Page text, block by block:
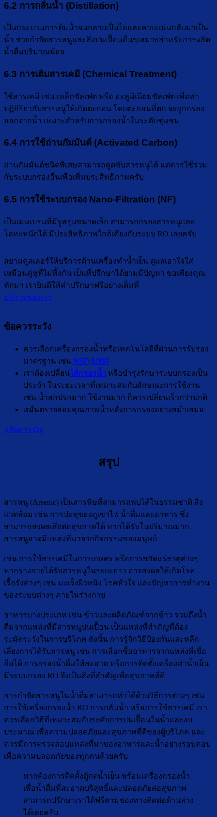
6.2 การกลั่นน้ำ (Distillation)
เป็นกระบวนการต้มน้ำจนกลายเป็นไอและควบแน่นกลับมาเป็น
น้ำ ช่วยกำจัดสารหนูและสิ่งปนเปื้อนอื่นๆเหมาะสำหรับการผลิต
น้ำดื่มปริมาณน้อย
6.3 การเติมสารเคมี (Chemical Treatment)
ใช้สารเคมี เช่น เหล็กซัลเฟต หรือ อะลูมิเนียมซัลเฟต เพื่อทำ
ปฏิกิริยากับสารหนูให้เกิดตะกอน โดยตะกอนที่ตก จะถูกกรอง
ออกจากน้ำ เหมาะสำหรับการกรองน้ำในระดับชุมชน
6.4 การใช้ถ่านกัมมันต์ (Activated Carbon)
ถ่านกัมมันต์ชนิดพิเศษสามารถดูดซับสารหนูได้ แต่ควรใช้ร่วม
กับระบบกรองอื่นเพื่อเพิ่มประสิทธิภาพครับ
6.5 การใช้ระบบกรอง Nano-Filtration (NF)
เป็นเมมเบรนที่มีรูพรุนขนาดเล็ก สามารถกรองสารหนูและ
โลหะหนักได้ มีประสิทธิภาพใกล้เคียงกับระบบ RO เลยครับ
สยามคูลเลอร์ให้บริการด้านเครื่องทำน้ำเย็น ดูแลเอาใจใส่
เหมือนคู่หูที่ไม่ทิ้งกัน เป็นที่ปรึกษาได้ยามมีปัญหา ขอเพียงคุณ
ทักมา เรายินดีให้คำปรึกษาฟรีอย่างเต็มที่
บริการของเรา
ข้อควรระวัง
ควรเลือกเครื่องกรองน้ำหรือเทคโนโลยีที่ผ่านการรับรอง
มาตรฐาน เช่น NSF/ANSI
เราต้องเปลี่ยนไส้กรองน้ำ หรือบำรุงรักษาระบบกรองเป็น
ประจำ ในระยะเวลาที่เหมาะสมกับลักษณะการใช้งาน
เช่น น้ำสกปรกมาก ใช้งานมาก ก็ควรเปลี่ยนเร็วกว่าปกติ
หมั่นตรวจสอบคุณภาพน้ำหลังการกรองอย่างสม่ำเสมอ
กลับสารบัญ
สรุป
สารหนู (Arsenic) เป็นสารพิษที่สามารถพบได้ในธรรมชาติ สิ่ง
แวดล้อม เช่น การปะทุของภูเขาไฟ น้ำดื่มและอาหาร ซึ่ง
สามารถส่งผลเสียต่อสุขภาพได้ หากได้รับในปริมาณมาก
สารหนูอาจมีแหล่งที่มาจากกิจกรรมของมนุษย์
เช่น การใช้สารเคมีในการเกษตร หรือการสกัดแร่ธาตุต่างๆ
หากร่างกายได้รับสารหนูในระยะยาว อาจส่งผลให้เกิดโรค
เรื้อรังต่างๆ เช่น มะเร็งผิวหนัง โรคหัวใจ และปัญหาการทำงาน
ของระบบต่างๆ ภายในร่างกาย
อาหารบางประเภท เช่น ข้าวและผลิตภัณฑ์จากข้าว รวมถึงน้ำ
ดื่มจากแหล่งที่มีสารหนูปนเปื้อน เป็นแหล่งที่สำคัญที่ต้อง
ระมัดระวังในการบริโภค ดังนั้น การรู้จักวิธีป้องกันและหลีก
เลี่ยงการได้รับสารหนู เช่น การเลือกซื้ออาหารจากแหล่งที่เชื่อ
ถือได้ การกรองน้ำดื่มให้สะอาด หรือการติดตั้งเครื่องทำน้ำเย็น
มีระบบกรอง RO จึงเป็นสิ่งที่สำคัญเพื่อสุขภาพที่ดี
การกำจัดสารหนูในน้ำดื่มสามารถทำได้ด้วยวิธีการต่างๆ เช่น
การใช้เครื่องกรองน้ำ RO การกลั่นน้ำ หรือการใช้สารเคมี เรา
ควรเลือกวิธีที่เหมาะสมกับระดับการปนเปื้อนในน้ำและงบ
ประมาณ เพื่อความปลอดภัยและสุขภาพที่ดีของผู้บริโภค และ
ควรมีการตรวจสอบแหล่งที่มาของอาหารและน้ำอย่างรอบคอบ
เพื่อความปลอดภัยของทุกคนด้วยครับ
หากต้องการติดตั้งตู้กดน้ำเย็น พร้อมเครื่องกรองน้ำ
เพื่อน้ำดื่มที่สะอาดบริสุทธิ์และปลอดภัยต่อสุขภาพ
สามารถปรึกษาเราได้ฟรีตามช่องทางติดต่อด้านล่าง
ได้เลยครับ